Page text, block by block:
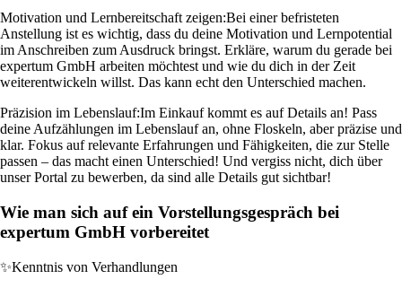
Motivation und Lernbereitschaft zeigen:Bei einer befristeten
Anstellung ist es wichtig, dass du deine Motivation und Lernpotential
im Anschreiben zum Ausdruck bringst. Erkläre, warum du gerade bei
expertum GmbH arbeiten möchtest und wie du dich in der Zeit
weiterentwickeln willst. Das kann echt den Unterschied machen.
Präzision im Lebenslauf:Im Einkauf kommt es auf Details an! Pass
deine Aufzählungen im Lebenslauf an, ohne Floskeln, aber präzise und
klar. Fokus auf relevante Erfahrungen und Fähigkeiten, die zur Stelle
passen – das macht einen Unterschied! Und vergiss nicht, dich über
unser Portal zu bewerben, da sind alle Details gut sichtbar!
Wie man sich auf ein Vorstellungsgespräch bei
expertum GmbH vorbereitet
✨Kenntnis von Verhandlungen